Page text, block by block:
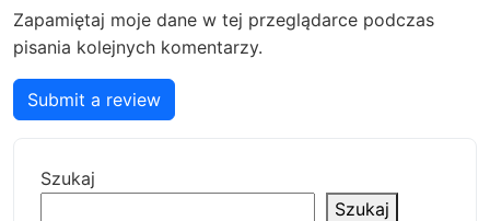
Zapamiętaj moje dane w tej przeglądarce podczas
pisania kolejnych komentarzy.
Submit a review
Szukaj
Szukaj